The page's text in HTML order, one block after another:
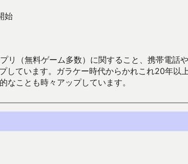
始
リ（無料ゲーム多数）に関すること、携帯電
しています。ガラケー時代からかれこれ20年
ことも時々アップしています。